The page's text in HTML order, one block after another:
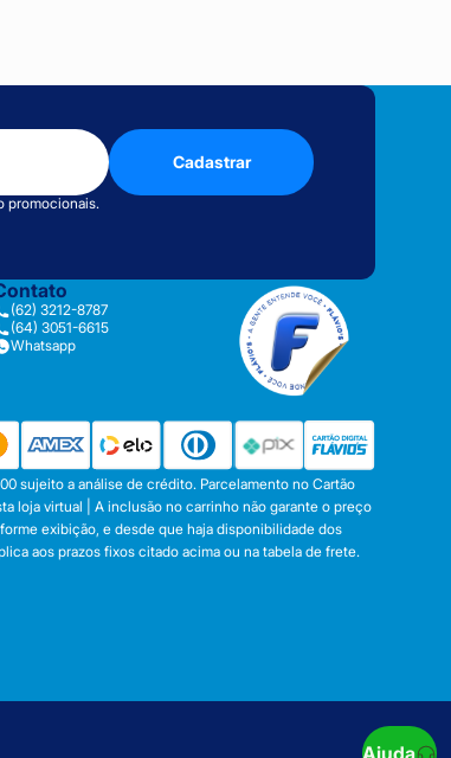
Cadastrar
promocionais.
(62) 3212-8787
(64) 3051-6615
Whatsapp
sujeito a análise de crédito. Parcelamento no Cartão
loja virtual | A inclusão no carrinho não garante o preço
exibição, e desde que haja disponibilidade dos
aos prazos fixos citado acima ou na tabela de frete.
Ajuda